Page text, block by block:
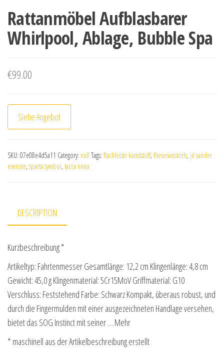
Rattanmöbel Aufblasbarer
Whirlpool, Ablage, Bubble Spa
€99.00
Siehe Angebot
SKU: 07e08e4d5a11 Category: null Tags: flachleiste kunststoff, fliesenanstrich, jil sander
everose, sparta symbol, tacca nivea
DESCRIPTION
Kurzbeschreibung *
Artikeltyp: Fahrtenmesser Gesamtlänge: 12,2 cm Klingenlänge: 4,8 cm
Gewicht: 45,0 g Klingenmaterial: 5Cr15MoV Griffmaterial: G10
Verschluss: Feststehend Farbe: Schwarz Kompakt, überaus robust, und
durch die Fingermulden mit einer ausgezeichneten Handlage versehen,
bietet das SOG Instinct mit seiner … Mehr
* maschinell aus der Artikelbeschreibung erstellt